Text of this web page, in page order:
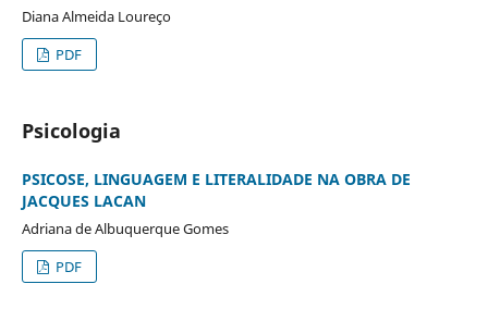
Diana Almeida Loureço
PDF
Psicologia
PSICOSE, LINGUAGEM E LITERALIDADE NA OBRA DE
JACQUES LACAN
Adriana de Albuquerque Gomes
PDF